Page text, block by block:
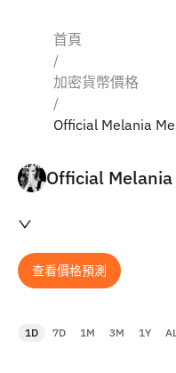
首頁
/
加密貨幣價格
/
Official Melania
Official Melania
查看價格預測
1D 7D 1M 3M 1Y